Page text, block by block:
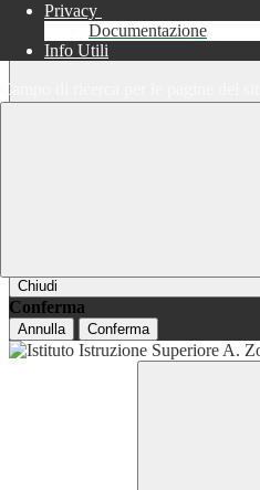
Chiudi
Conferma
Annulla Conferma
Privacy
Documentazione
Info Utili
Campo di ricerca per le pagine del sito